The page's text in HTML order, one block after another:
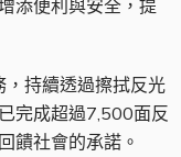
添便利與安全，提
持續透過擦拭反光
完成超過7,500面反
饋社會的承諾。